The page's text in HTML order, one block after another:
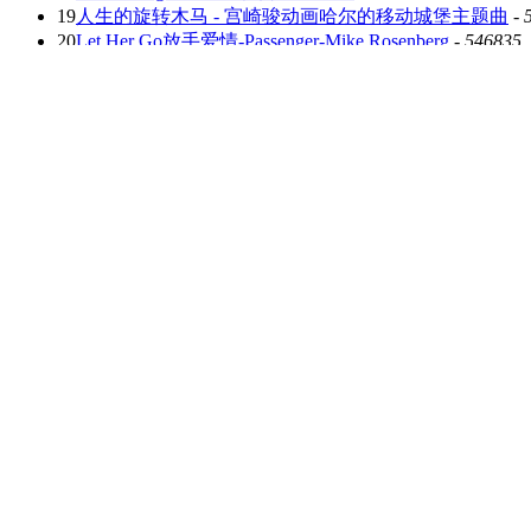
19人生的旋转木马 - 宫崎骏动画哈尔的移动城堡主题曲 -
20Let Her Go放手爱情-Passenger-Mike Rosenberg - 546835